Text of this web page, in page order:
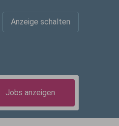
Anzeige schalten
Jobs anzeigen